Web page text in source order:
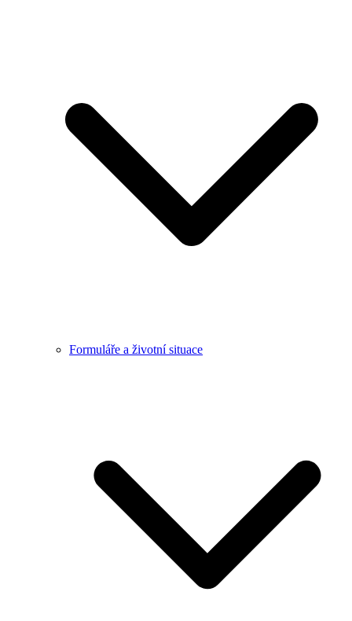
Formuláře a životní situace